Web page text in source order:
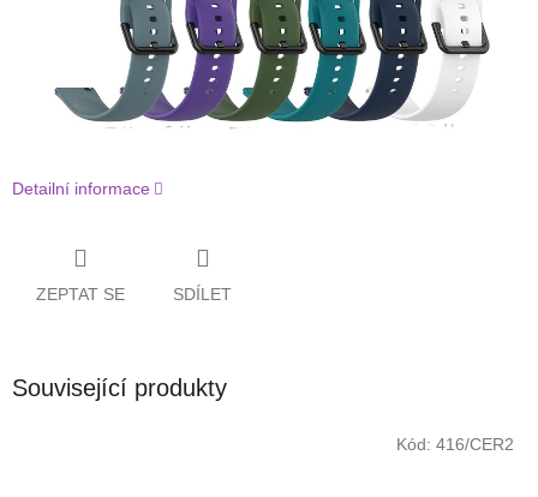
Detailní informace
ZEPTAT SE SDÍLET
Související produkty
Kód: 416/CER2